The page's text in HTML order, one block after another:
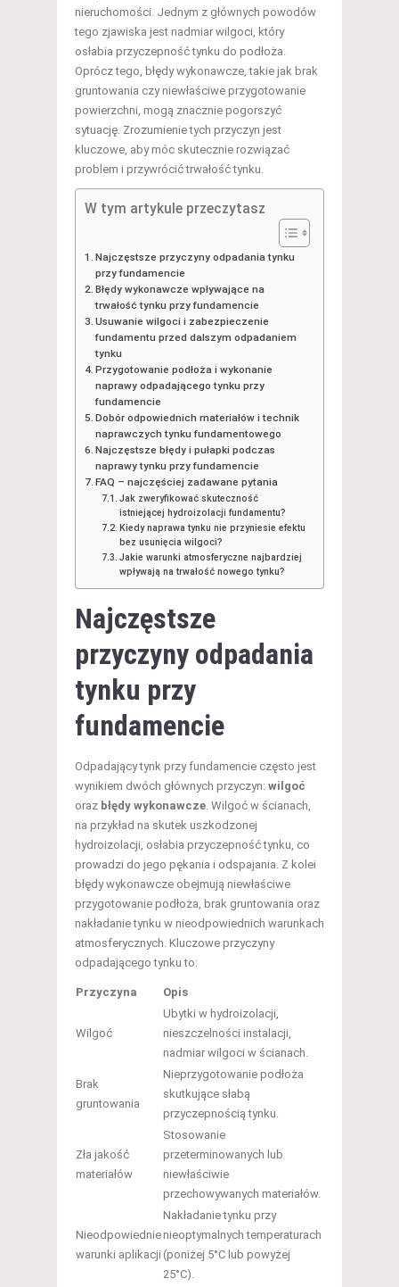
nieruchomości. Jednym z głównych powodów
tego zjawiska jest nadmiar wilgoci, który
osłabia przyczepność tynku do podłoża.
Oprócz tego, błędy wykonawcze, takie jak brak
gruntowania czy niewłaściwe przygotowanie
powierzchni, mogą znacznie pogorszyć
sytuację. Zrozumienie tych przyczyn jest
kluczowe, aby móc skutecznie rozwiązać
problem i przywrócić trwałość tynku.
W tym artykule przeczytasz
Najczęstsze przyczyny odpadania tynku
przy fundamencie
Błędy wykonawcze wpływające na
trwałość tynku przy fundamencie
Usuwanie wilgoci i zabezpieczenie
fundamentu przed dalszym odpadaniem
tynku
Przygotowanie podłoża i wykonanie
naprawy odpadającego tynku przy
fundamencie
Dobór odpowiednich materiałów i technik
naprawczych tynku fundamentowego
Najczęstsze błędy i pułapki podczas
naprawy tynku przy fundamencie
FAQ – najczęściej zadawane pytania
Jak zweryfikować skuteczność
istniejącej hydroizolacji fundamentu?
Kiedy naprawa tynku nie przyniesie efektu
bez usunięcia wilgoci?
Jakie warunki atmosferyczne najbardziej
wpływają na trwałość nowego tynku?
Najczęstsze
przyczyny odpadania
tynku przy
fundamencie
Odpadający tynk przy fundamencie często jest
wynikiem dwóch głównych przyczyn: wilgoć
oraz błędy wykonawcze . Wilgoć w ścianach,
na przykład na skutek uszkodzonej
hydroizolacji, osłabia przyczepność tynku, co
prowadzi do jego pękania i odspajania. Z kolei
błędy wykonawcze obejmują niewłaściwe
przygotowanie podłoża, brak gruntowania oraz
nakładanie tynku w nieodpowiednich warunkach
atmosferycznych. Kluczowe przyczyny
odpadającego tynku to:
Przyczyna Opis
Wilgoć
Ubytki w hydroizolacji,
nieszczelności instalacji,
nadmiar wilgoci w ścianach.
Brak
gruntowania
Nieprzygotowanie podłoża
skutkujące słabą
przyczepnością tynku.
Zła jakość
materiałów
Stosowanie
przeterminowanych lub
niewłaściwie
przechowywanych materiałów.
Nieodpowiednie
warunki aplikacji
Nakładanie tynku przy
nieoptymalnych temperaturach
(poniżej 5°C lub powyżej
25°C).